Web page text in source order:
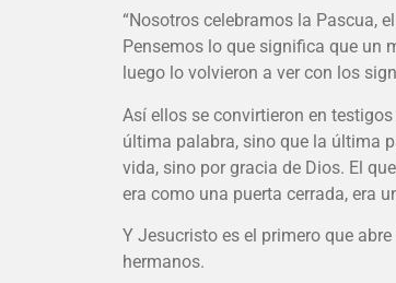
“Nosotros celebramos la Pascua,
Pensemos lo que significa que un
luego lo volvieron a ver con los
Así ellos se convirtieron en
última palabra, sino que la última
vida, sino por gracia de Dios. El
era como una puerta cerrada, era
Y Jesucristo es el primero que
hermanos.